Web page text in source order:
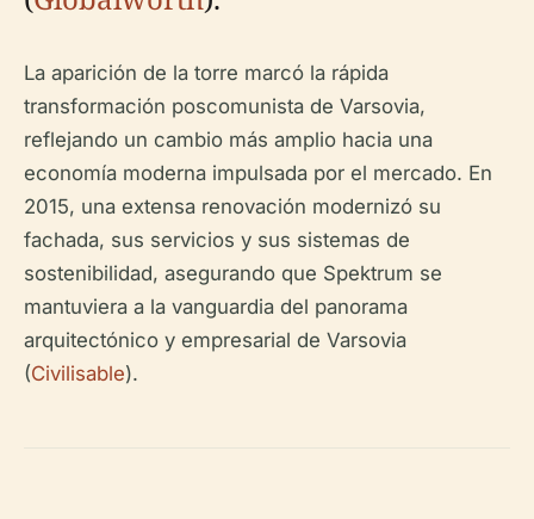
La aparición de la torre marcó la rápida
transformación poscomunista de Varsovia,
reflejando un cambio más amplio hacia una
economía moderna impulsada por el mercado. En
2015, una extensa renovación modernizó su
fachada, sus servicios y sus sistemas de
sostenibilidad, asegurando que Spektrum se
mantuviera a la vanguardia del panorama
arquitectónico y empresarial de Varsovia
(Civilisable).